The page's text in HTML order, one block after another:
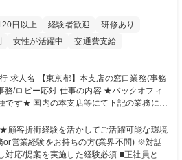
日以上 経験者歓迎
研修あり
女性が活躍中
交通費支給
務
の内容 ★バックオフィ
です★ 国内の本支店等にて下記の業務に従
方/ロビーにて事務手続等の受付・オペレ
用の検討・構築等 ≪業務紹介：ご応募前
www.mysite.bk.mufg.jp/career/circle/
顧客折衝経験を活かしてご活躍可能な環境
or営業経験をお持ちの方(業界不問) ※対話
案を実施した経験必須 ■正社員とし